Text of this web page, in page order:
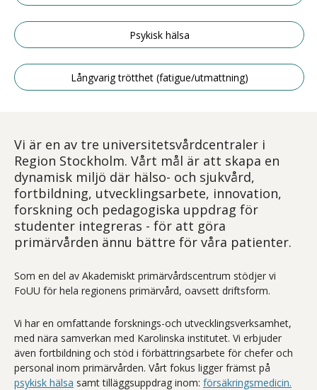
Psykisk hälsa
Långvarig trötthet (fatigue/utmattning)
Vi är en av tre universitetsvårdcentraler i
Region Stockholm. Vårt mål är att skapa en
dynamisk miljö där hälso- och sjukvård,
fortbildning, utvecklingsarbete, innovation,
forskning och pedagogiska uppdrag för
studenter integreras - för att göra
primärvården ännu bättre för våra patienter.
Som en del av Akademiskt primärvårdscentrum stödjer vi
FoUU för hela regionens primärvård, oavsett driftsform.
Vi har en omfattande forsknings-och utvecklingsverksamhet,
med nära samverkan med Karolinska institutet. Vi erbjuder
även fortbildning och stöd i förbättringsarbete för chefer och
personal inom primärvården. Vårt fokus ligger främst på
psykisk hälsa samt tilläggsuppdrag inom: försäkringsmedicin.